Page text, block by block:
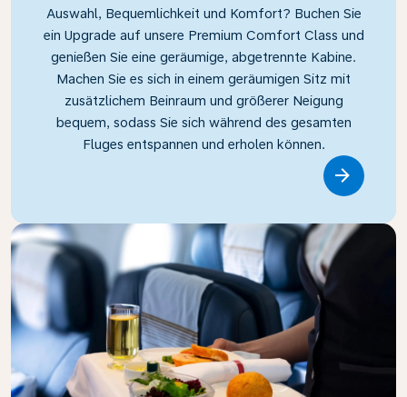
Auswahl, Bequemlichkeit und Komfort? Buchen Sie
ein Upgrade auf unsere Premium Comfort Class und
genießen Sie eine geräumige, abgetrennte Kabine.
Machen Sie es sich in einem geräumigen Sitz mit
zusätzlichem Beinraum und größerer Neigung
bequem, sodass Sie sich während des gesamten
Fluges entspannen und erholen können.